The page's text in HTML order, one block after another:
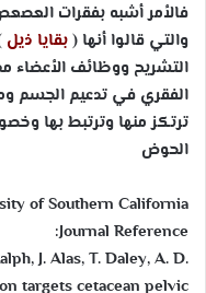
فالأمر أشبه بفقرات
والتي قالوا أنها (بقايا ذيل
التشريح ووظائف الأعضاء
الفقري في تدعيم الجسم
ترتكز منها وترتبط بها
الحوض
of Southern California. .
Journal Reference:
J. Alas, T. Daley, A. D.
targets cetacean pelvic